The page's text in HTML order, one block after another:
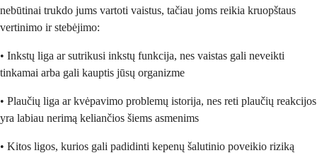
nebūtinai trukdo jums vartoti vaistus, tačiau joms reikia kruopštaus
vertinimo ir stebėjimo:
• Inkstų liga ar sutrikusi inkstų funkcija, nes vaistas gali neveikti
tinkamai arba gali kauptis jūsų organizme
• Plaučių liga ar kvėpavimo problemų istorija, nes reti plaučių reakcijos
yra labiau nerimą keliančios šiems asmenims
• Kitos ligos, kurios gali padidinti kepenų šalutinio poveikio riziką